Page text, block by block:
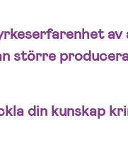
större
din kunskap